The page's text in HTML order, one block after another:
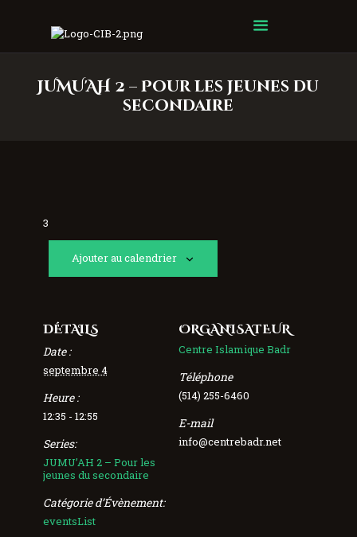
JUMU'AH 2 – Pour les jeunes du
secondaire
Centre Islamique Badr
3
Ajouter au calendrier
DÉTAILS
Date :
septembre 4
Heure :
12:35 - 12:55
Series:
JUMU’AH 2 – Pour les
jeunes du secondaire
Catégorie d’Évènement:
eventsList
ORGANISATEUR
Centre Islamique Badr
Téléphone
(514) 255-6460
E-mail
info@centrebadr.net